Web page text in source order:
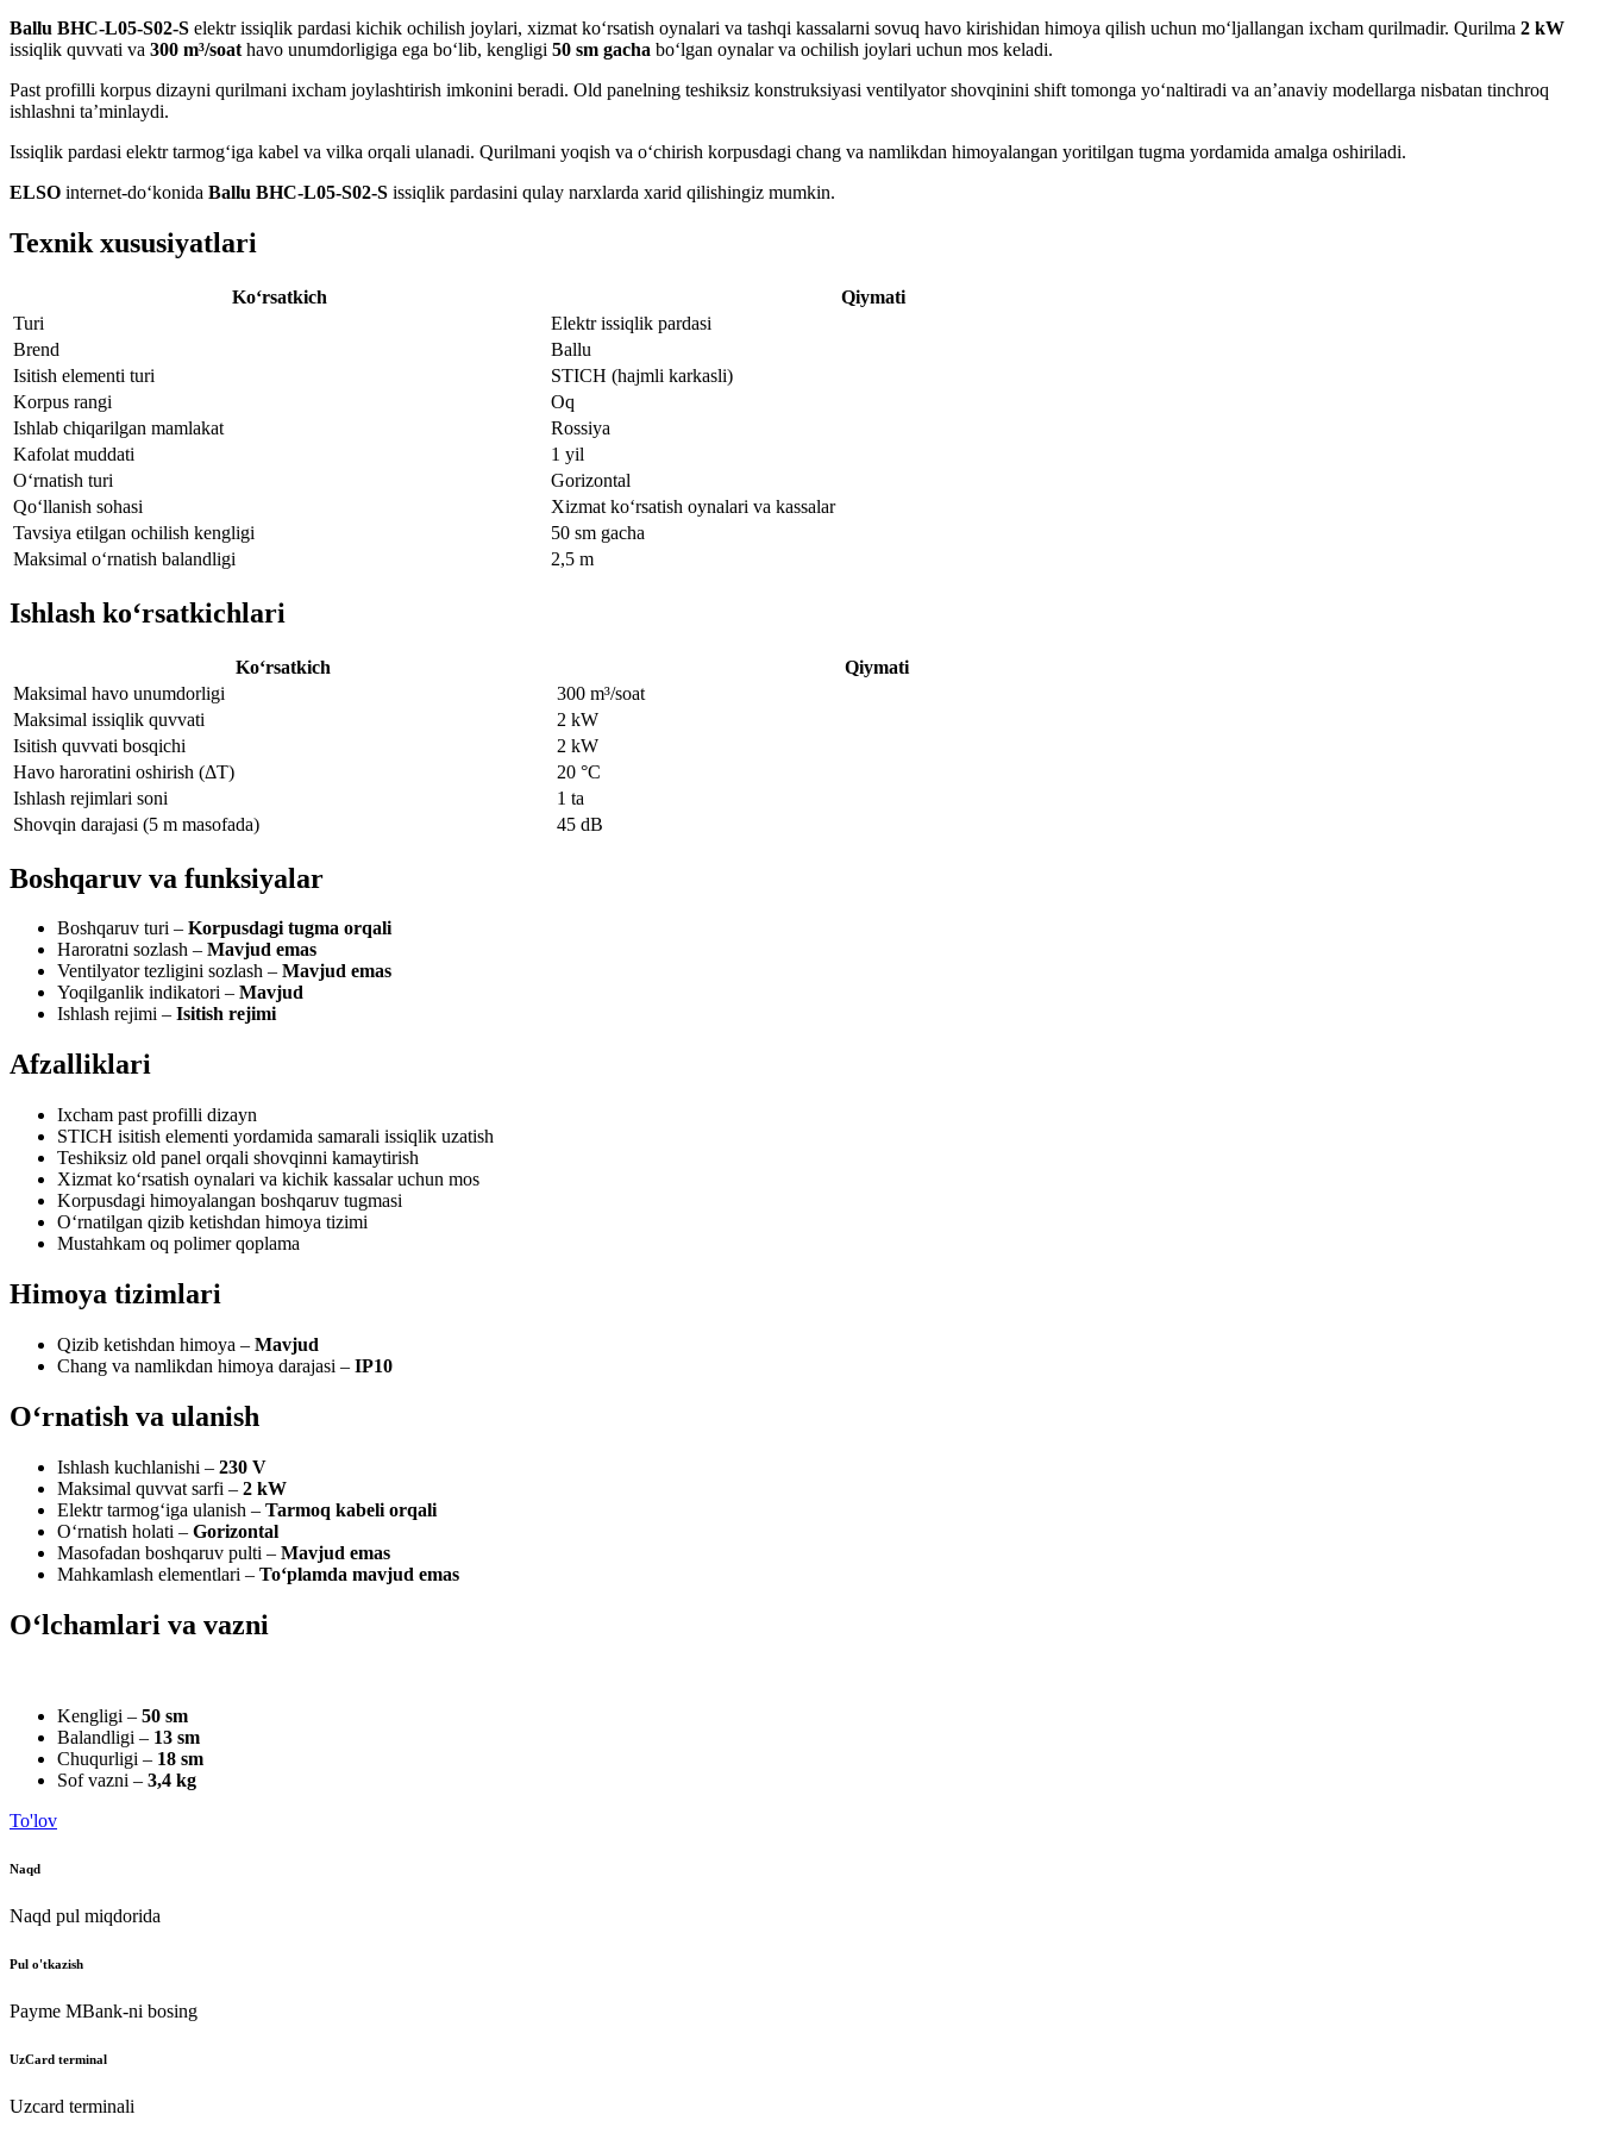
Ballu BHC-L05-S02-S elektr issiqlik pardasi kichik ochilish joylari, xizmat ko‘rsatish oynalari va tashqi kassalarni sovuq havo kirishidan himoya qilish uchun mo‘ljallangan ixcham qurilmadir. Qurilma 2 kW
issiqlik quvvati va 300 m³/soat havo unumdorligiga ega bo‘lib, kengligi 50 sm gacha bo‘lgan oynalar va ochilish joylari uchun mos keladi.
Past profilli korpus dizayni qurilmani ixcham joylashtirish imkonini beradi. Old panelning teshiksiz konstruksiyasi ventilyator shovqinini shift tomonga yo‘naltiradi va an’anaviy modellarga nisbatan tinchroq
ishlashni ta’minlaydi.
Issiqlik pardasi elektr tarmog‘iga kabel va vilka orqali ulanadi. Qurilmani yoqish va o‘chirish korpusdagi chang va namlikdan himoyalangan yoritilgan tugma yordamida amalga oshiriladi.
ELSO internet-do‘konida Ballu BHC-L05-S02-S issiqlik pardasini qulay narxlarda xarid qilishingiz mumkin.
Texnik xususiyatlari
Ko‘rsatkich
Qiymati
Turi
Elektr issiqlik pardasi
Brend
Ballu
Isitish elementi turi
STICH (hajmli karkasli)
Korpus rangi
Oq
Ishlab chiqarilgan mamlakat
Rossiya
Kafolat muddati
1 yil
O‘rnatish turi
Gorizontal
Qo‘llanish sohasi
Xizmat ko‘rsatish oynalari va kassalar
Tavsiya etilgan ochilish kengligi
50 sm gacha
Maksimal o‘rnatish balandligi
2,5 m
Ishlash ko‘rsatkichlari
Ko‘rsatkich
Qiymati
Maksimal havo unumdorligi
300 m³/soat
Maksimal issiqlik quvvati
2 kW
Isitish quvvati bosqichi
2 kW
Havo haroratini oshirish (ΔT)
20 °C
Ishlash rejimlari soni
1 ta
Shovqin darajasi (5 m masofada)
45 dB
Boshqaruv va funksiyalar
Boshqaruv turi – Korpusdagi tugma orqali
Haroratni sozlash – Mavjud emas
Ventilyator tezligini sozlash – Mavjud emas
Yoqilganlik indikatori – Mavjud
Ishlash rejimi – Isitish rejimi
Afzalliklari
Ixcham past profilli dizayn
STICH isitish elementi yordamida samarali issiqlik uzatish
Teshiksiz old panel orqali shovqinni kamaytirish
Xizmat ko‘rsatish oynalari va kichik kassalar uchun mos
Korpusdagi himoyalangan boshqaruv tugmasi
O‘rnatilgan qizib ketishdan himoya tizimi
Mustahkam oq polimer qoplama
Himoya tizimlari
Qizib ketishdan himoya – Mavjud
Chang va namlikdan himoya darajasi – IP10
O‘rnatish va ulanish
Ishlash kuchlanishi – 230 V
Maksimal quvvat sarfi – 2 kW
Elektr tarmog‘iga ulanish – Tarmoq kabeli orqali
O‘rnatish holati – Gorizontal
Masofadan boshqaruv pulti – Mavjud emas
Mahkamlash elementlari – To‘plamda mavjud emas
O‘lchamlari va vazni
Kengligi – 50 sm
Balandligi – 13 sm
Chuqurligi – 18 sm
Sof vazni – 3,4 kg
To'lov
Naqd
Naqd pul miqdorida
Pul o'tkazish
Payme MBank-ni bosing
UzCard terminal
Uzcard terminali